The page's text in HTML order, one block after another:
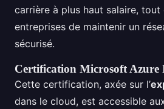
carrière à plus haut salaire,
entreprises de maintenir un
sécurisé.
Certification Microsoft Azure
Cette certification, axée sur l’
dans le cloud, est accessible